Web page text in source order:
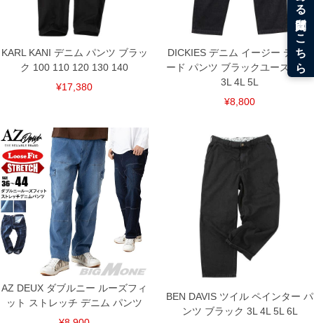
5L/115～130/73/45/147/113
6L/125～140/73/47/155/115
単位はcm
※【返品交換について】
返品交換希望の方は、商品到着後1週間以内にご連絡ください。
下着(肌着)やワイシャツは商品の性質上、返品交換不可とさせて頂いております。予め
ご了承くださいませ。
備考欄に股下●cmとご記入下さい。（裾上げ無料対象商品は1本につき税込6,000円以
上の品が対象。1本5,999円以下の商品は有料（500円+税）となります。）
出荷まで約1週間～20日間程お時間を頂く場合がございます。
尚、裾上げした商品は返品・交換不可となりますので、予めご了承下さい。
一部、お直しに対応出来ない商品がございます。(例：裾にファスナーや調節ひもが付
いている、極端なデザインが施されている等)
※商品によって若干のサイズの誤差がございます。また、お客様がご使用の環境（コ
ンピュータ画面）によって、商品の色味が若干異なる場合がございます。予めご了承
ください。
※当店での掲載商品は、実店鋪と在庫を共用しておりますので店頭での売り違い、店
舗からのお取り寄せ等により、お客様にご迷惑をお掛けしてしまう場合がございま
す。そのようなことがない様最大限に努めておりますが、もしあった場合速やかにご
連絡させて頂きますので予めご了承ください。
DETAIL
KARL KANI デニム パンツ ブラッ
ク 100 110 120 130 140
¥17,380
DICKIES デニム イージー テーパ
ード パンツ ブラックユーズド 2L
3L 4L 5L
¥8,800
AZ DEUX ダブルニー ルーズフィ
ット ストレッチ デニム パンツ
BEN DAVIS ツイル ペインター パ
ンツ ブラック 3L 4L 5L 6L